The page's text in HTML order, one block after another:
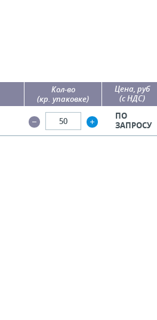
Кол-во
(кр. упаковке)
Цена, руб
(с НДС)
ПО
ЗАПРОСУ